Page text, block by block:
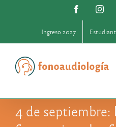
Facebook
Ingreso 2027
4 de septiembre: